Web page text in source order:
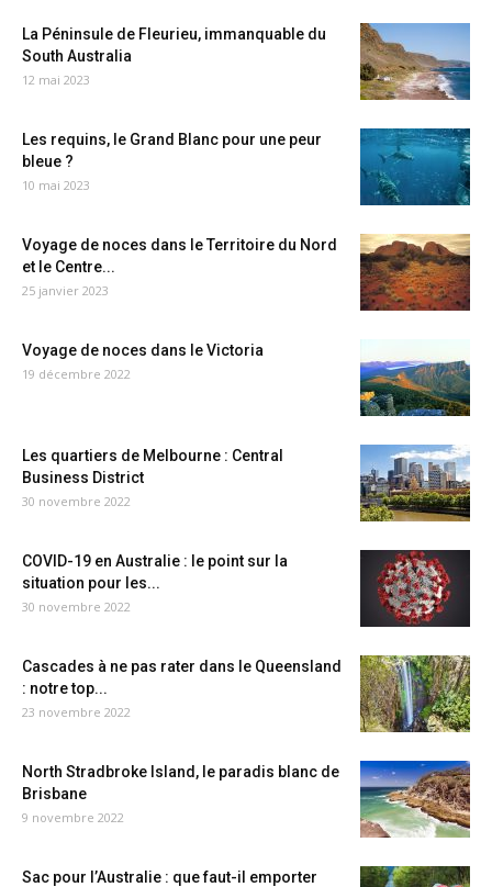
La Péninsule de Fleurieu, immanquable du
South Australia
12 mai 2023
Les requins, le Grand Blanc pour une peur
bleue ?
10 mai 2023
Voyage de noces dans le Territoire du Nord
et le Centre...
25 janvier 2023
Voyage de noces dans le Victoria
19 décembre 2022
Les quartiers de Melbourne : Central
Business District
30 novembre 2022
COVID-19 en Australie : le point sur la
situation pour les...
30 novembre 2022
Cascades à ne pas rater dans le Queensland
: notre top...
23 novembre 2022
North Stradbroke Island, le paradis blanc de
Brisbane
9 novembre 2022
Sac pour l’Australie : que faut-il emporter